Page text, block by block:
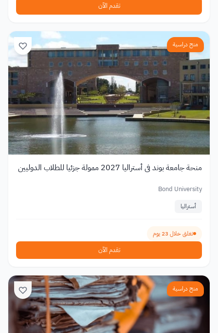
تقدم الآن
منح دراسية
منحة جامعة بوند في أستراليا 2027 ممولة جزئيا للطلاب الدوليين
Bond University
أستراليا
تغلق خلال 23 يوم
تقدم الآن
منح دراسية